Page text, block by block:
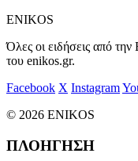
ENIKOS
Όλες οι ειδήσεις από
του enikos.gr.
Facebook X Instagram
© 2026 ENIKOS
ΠΛΟΗΓΗΣΗ